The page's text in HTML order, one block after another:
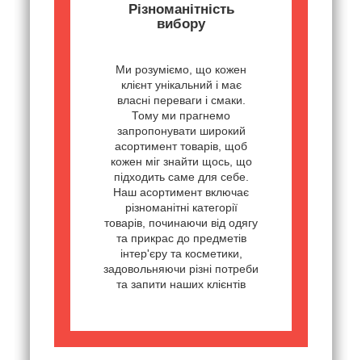
Різноманітність
вибору
Ми розуміємо, що кожен
клієнт унікальний і має
власні переваги і смаки.
Тому ми прагнемо
запропонувати широкий
асортимент товарів, щоб
кожен міг знайти щось, що
підходить саме для себе.
Наш асортимент включає
різноманітні категорії
товарів, починаючи від одягу
та прикрас до предметів
інтер'єру та косметики,
задовольняючи різні потреби
та запити наших клієнтів